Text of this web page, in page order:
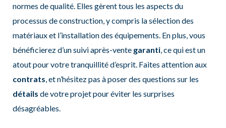
normes de qualité. Elles gèrent tous les aspects du
processus de construction, y compris la sélection des
matériaux et l’installation des équipements. En plus, vous
bénéficierez d’un suivi après-vente garanti, ce qui est un
atout pour votre tranquillité d’esprit. Faites attention aux
contrats , et n’hésitez pas à poser des questions sur les
détails de votre projet pour éviter les surprises
désagréables.